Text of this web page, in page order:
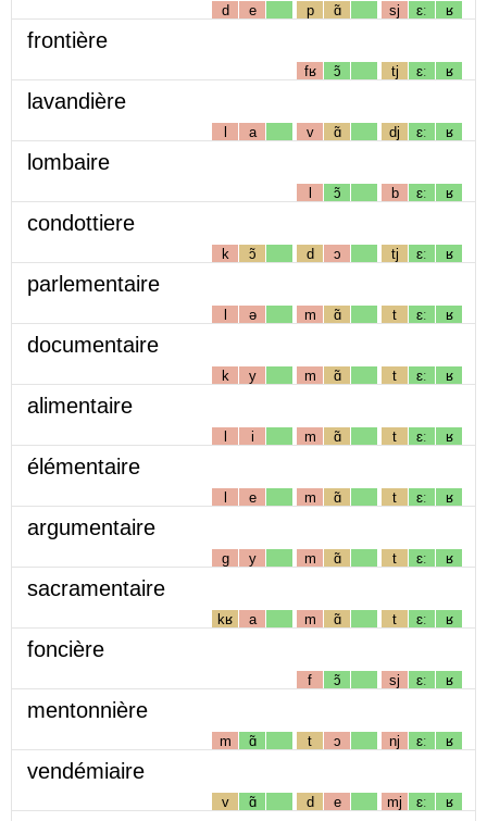
d e p ɑ̃ sj ɛː ʁ
frontière
fʁ ɔ̃ tj ɛː ʁ
lavandière
l a v ɑ̃ dj ɛː ʁ
lombaire
l ɔ̃ b ɛː ʁ
condottiere
k ɔ̃ d ɔ tj ɛː ʁ
parlementaire
l ə m ɑ̃ t ɛː ʁ
documentaire
k y m ɑ̃ t ɛː ʁ
alimentaire
l i m ɑ̃ t ɛː ʁ
élémentaire
l e m ɑ̃ t ɛː ʁ
argumentaire
g y m ɑ̃ t ɛː ʁ
sacramentaire
kʁ a m ɑ̃ t ɛː ʁ
foncière
f ɔ̃ sj ɛː ʁ
mentonnière
m ɑ̃ t ɔ nj ɛː ʁ
vendémiaire
v ɑ̃ d e mj ɛː ʁ